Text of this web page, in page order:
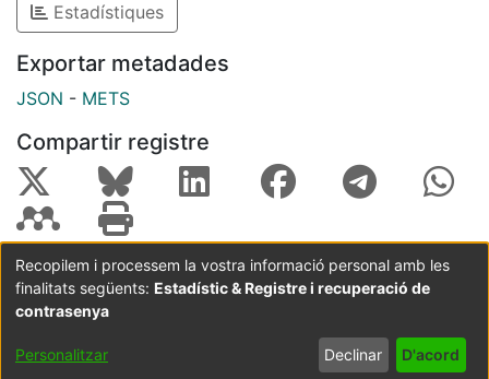
Estadístiques
Exportar metadades
JSON - METS
Compartir registre
Coordinació:CRAI UB Avís legal
Metadades
subjectes a:
Configuració
de cookies
privadesa
Recopilem i processem la vostra informació personal amb les
finalitats següents: Estadístic & Registre i recuperació de
contrasenya
Personalitzar Declinar D'acord